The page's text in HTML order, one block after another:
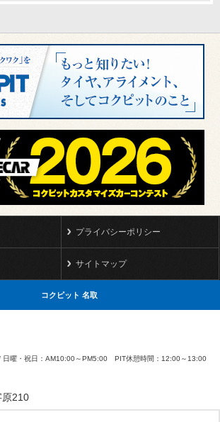
プライバシーポリシー
サイトマップ
コクピット 名取
日曜・祝日：AM10:00～PM5:00 PIT休憩時間：12:00～13:00
原210